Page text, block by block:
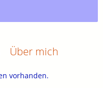
Über mich
vorhanden.